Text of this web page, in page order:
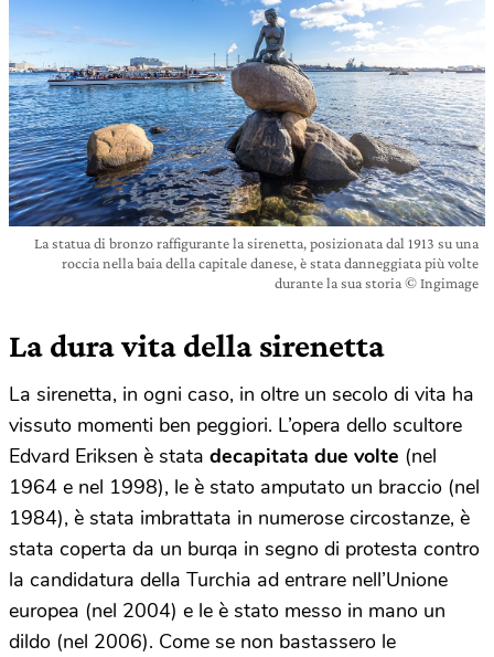
La statua di bronzo raffigurante la sirenetta, posizionata dal 1913 su una
roccia nella baia della capitale danese, è stata danneggiata più volte
durante la sua storia © Ingimage
La dura vita della sirenetta
La sirenetta, in ogni caso, in oltre un secolo di vita ha
vissuto momenti ben peggiori. L’opera dello scultore
Edvard Eriksen è stata decapitata due volte (nel
1964 e nel 1998), le è stato amputato un braccio (nel
1984), è stata imbrattata in numerose circostanze, è
stata coperta da un burqa in segno di protesta contro
la candidatura della Turchia ad entrare nell’Unione
europea (nel 2004) e le è stato messo in mano un
dildo (nel 2006). Come se non bastassero le